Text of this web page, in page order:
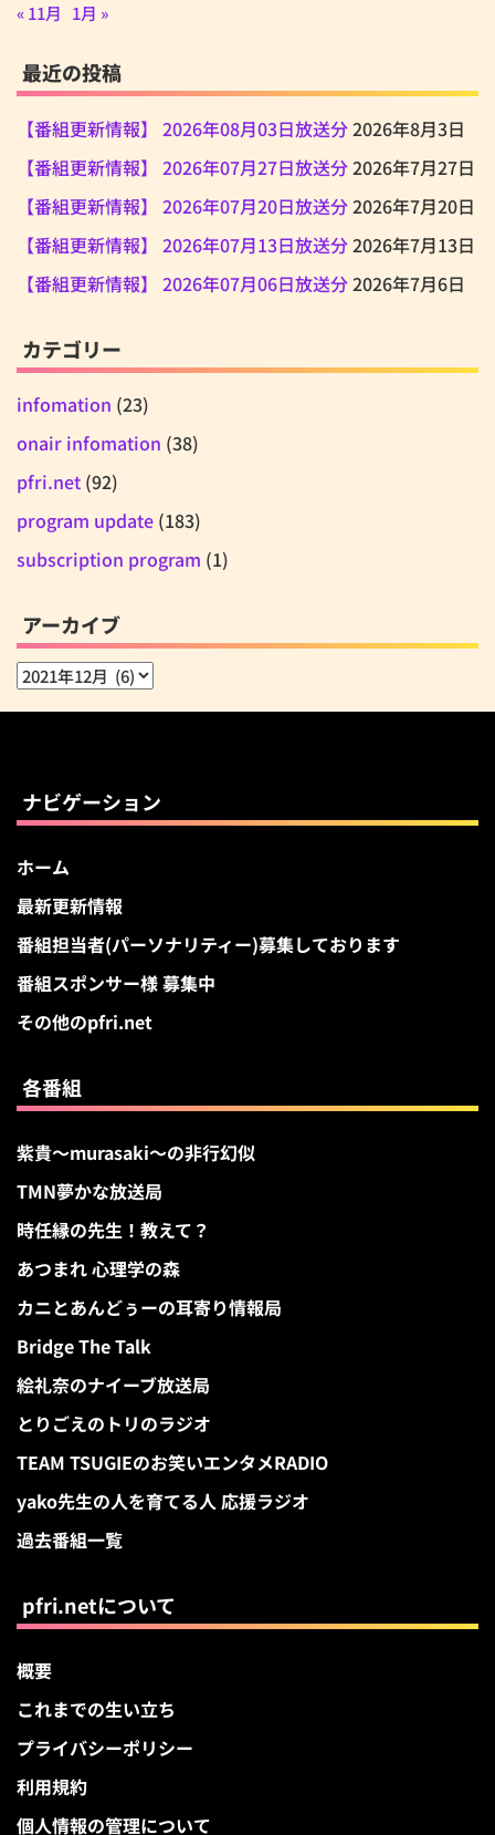
« 11月 1月 »
最近の投稿
【番組更新情報】 2026年08月03日放送分2026年8月3日
【番組更新情報】 2026年07月27日放送分2026年7月27日
【番組更新情報】 2026年07月20日放送分2026年7月20日
【番組更新情報】 2026年07月13日放送分2026年7月13日
【番組更新情報】 2026年07月06日放送分2026年7月6日
カテゴリー
infomation (23)
onair infomation (38)
pfri.net (92)
program update (183)
subscription program (1)
アーカイブ
ア
ナビゲーション
ホーム
最新更新情報
番組担当者(パーソナリティー)募集しております
番組スポンサー様 募集中
その他のpfri.net
各番組
紫貴～murasaki～の非行幻似
TMN夢かな放送局
時任縁の先生！教えて？
あつまれ 心理学の森
カニとあんどぅーの耳寄り情報局
Bridge The Talk
絵礼奈のナイーブ放送局
とりごえのトリのラジオ
TEAM TSUGIEのお笑いエンタメRADIO
yako先生の人を育てる人 応援ラジオ
過去番組一覧
pfri.netについて
概要
これまでの生い立ち
プライバシーポリシー
利用規約
個人情報の管理について